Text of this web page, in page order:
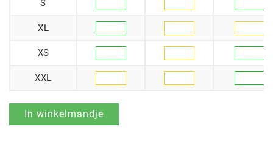
S
XL
XS
XXL